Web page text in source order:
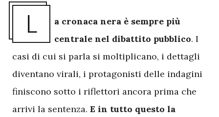
L
a cronaca nera è sempre più
centrale nel dibattito pubblico. I
casi di cui si parla si moltiplicano, i dettagli
diventano virali, i protagonisti delle indagini
finiscono sotto i riflettori ancora prima che
arrivi la sentenza. E in tutto questo la